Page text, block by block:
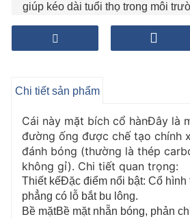
giúp kéo dài tuổi thọ trong môi
kết nối đường ống nhanh chóng
Chi tiết sản phẩm
Cái này mặt bích cổ hànĐây là
đường ống được chế tạo chính
đánh bóng (thường là thép
không gỉ). Chi tiết quan trọng:
Thiết kếĐặc điểm nổi bật: Cổ hình
phẳng có lỗ bắt bu lông.
Bề mặtBề mặt nhẵn bóng, phản